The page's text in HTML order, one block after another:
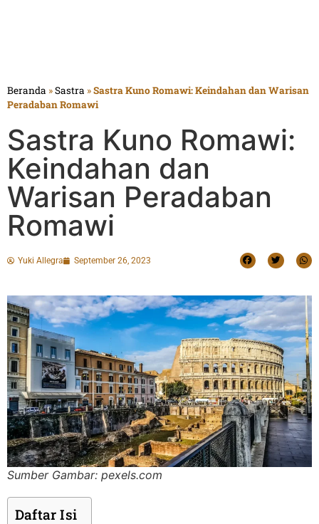
Beranda »Sastra »Sastra Kuno Romawi: Keindahan dan Warisan
Peradaban Romawi
Sastra Kuno Romawi:
Keindahan dan
Warisan Peradaban
Romawi
Yuki Allegra September 26, 2023
Sumber Gambar: pexels.com
Daftar Isi